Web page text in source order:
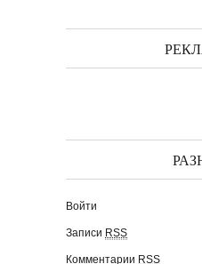
Войти
Записи RSS
Комментарии RSS